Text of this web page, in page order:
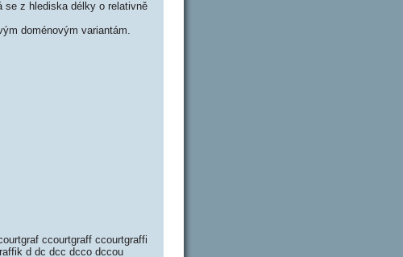
se z hlediska délky o relativně
doménovým variantám.
ccourtgraff ccourtgraffi
d dc dcc dcco dccou